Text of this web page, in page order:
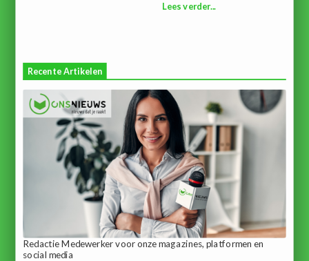
Lees verder...
Recente Artikelen
Redactie Medewerker voor onze magazines, platformen en
social media